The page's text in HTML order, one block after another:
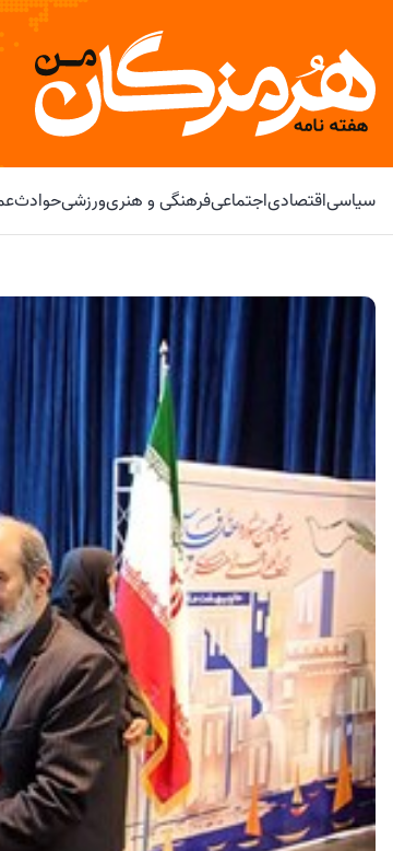
سیاسیاقتصادیاجتماعیفرهنگی و هنریورزشیحوادث